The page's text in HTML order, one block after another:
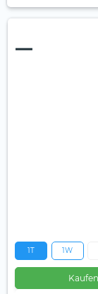
—
1T 1W
Kaufen